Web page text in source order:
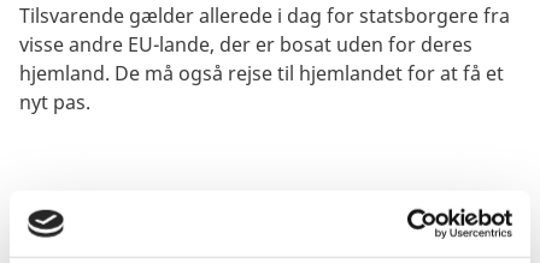
Tilsvarende gælder allerede i dag for statsborgere fra
visse andre EU-lande, der er bosat uden for deres
hjemland. De må også rejse til hjemlandet for at få et
nyt pas.
Kan jeg få et nyt pas under min ferie i
Danmark?